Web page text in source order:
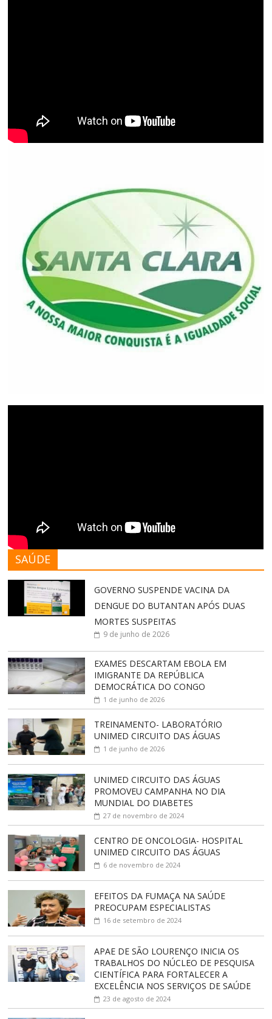
SAÚDE
GOVERNO SUSPENDE VACINA DA
DENGUE DO BUTANTAN APÓS DUAS
MORTES SUSPEITAS
9 de junho de 2026
EXAMES DESCARTAM EBOLA EM
IMIGRANTE DA REPÚBLICA
DEMOCRÁTICA DO CONGO
1 de junho de 2026
TREINAMENTO- LABORATÓRIO
UNIMED CIRCUITO DAS ÁGUAS
1 de junho de 2026
UNIMED CIRCUITO DAS ÁGUAS
PROMOVEU CAMPANHA NO DIA
MUNDIAL DO DIABETES
27 de novembro de 2024
CENTRO DE ONCOLOGIA- HOSPITAL
UNIMED CIRCUITO DAS ÁGUAS
6 de novembro de 2024
EFEITOS DA FUMAÇA NA SAÚDE
PREOCUPAM ESPECIALISTAS
16 de setembro de 2024
APAE DE SÃO LOURENÇO INICIA OS
TRABALHOS DO NÚCLEO DE PESQUISA
CIENTÍFICA PARA FORTALECER A
EXCELÊNCIA NOS SERVIÇOS DE SAÚDE
23 de agosto de 2024